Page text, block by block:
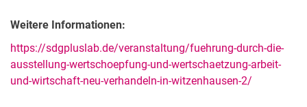
Weitere Informationen:
https://sdgpluslab.de/veranstaltung/fuehrung-durch-die-
ausstellung-wertschoepfung-und-wertschaetzung-arbeit-
und-wirtschaft-neu-verhandeln-in-witzenhausen-2/